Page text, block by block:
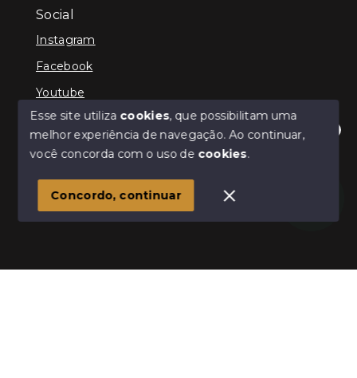
Olá! Estamos disponíveis para te ajudar.
Social
Instagram
Facebook
Youtube
© Copyright 2026 - Schultz Imóveis - Todos os direitos
SITE PARA IMOBILIARIA
Esse site utiliza cookies, que possibilitam uma
melhor experiência de navegação.Ao continuar,
você concorda com o uso de cookies.
Concordo, continuar